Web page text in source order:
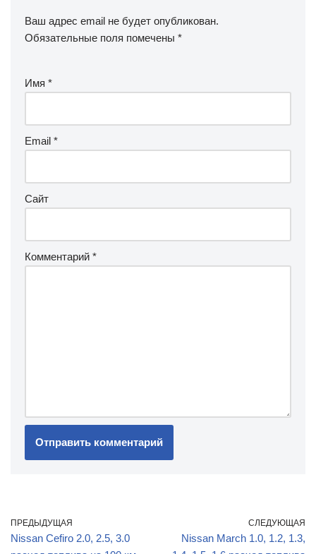
Ваш адрес email не будет опубликован.
Обязательные поля помечены *
Имя *
Email *
Сайт
Комментарий *
ПРЕДЫДУЩАЯ
Nissan Cefiro 2.0, 2.5, 3.0
СЛЕДУЮЩАЯ
Nissan March 1.0, 1.2, 1.3,